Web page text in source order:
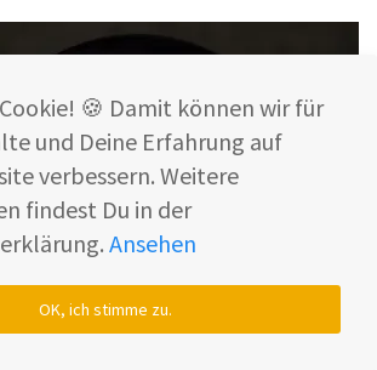
🍪 Damit können wir für
und Deine Erfahrung auf
verbessern. Weitere
findest Du in der
Ansehen
OK, ich stimme zu.